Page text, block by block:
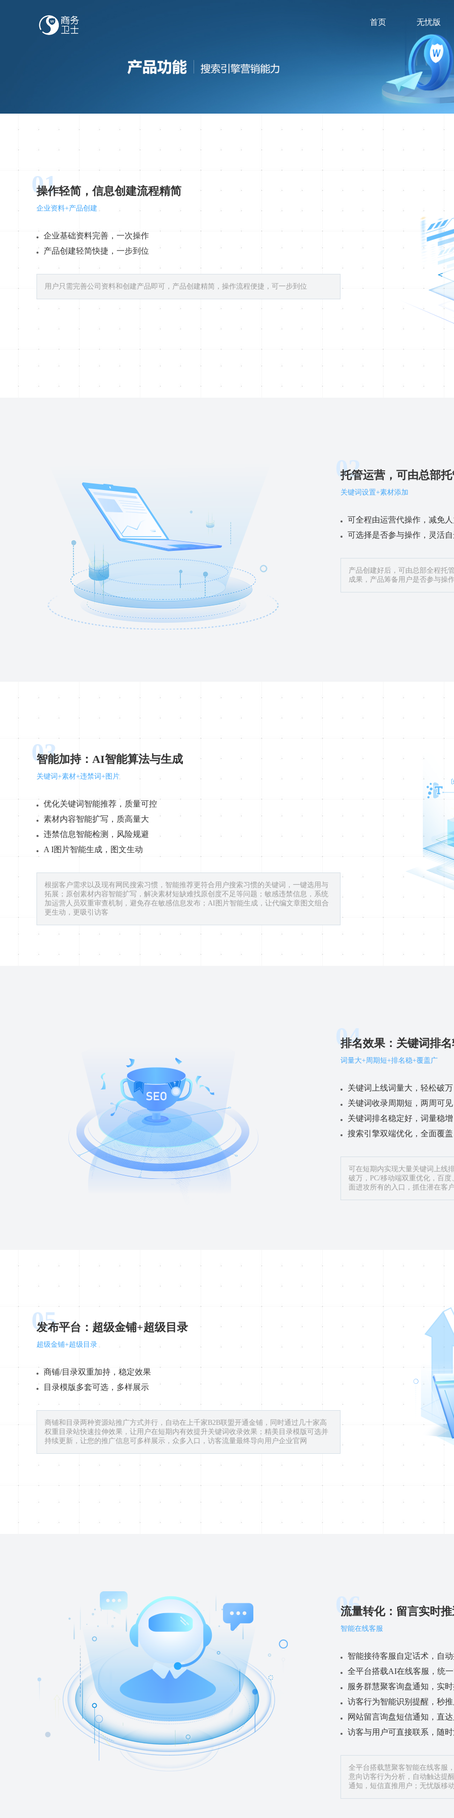
首页 无忧版
01
操作轻简，信息创建流程精简
企业资料+产品创建
企业基础资料完善，一次操作
产品创建轻简快捷，一步到位
用户只需完善公司资料和创建产品即可，产品创建精简，操作流程便捷，可一步到位
02
托管运营，可由总部
关键词设置+素材添加
可全程由运营代操作，减免
可选择是否参与操作，灵活
产品创建好后，可由总部全程托
成果，产品筹备用户是否参与操
03
智能加持：AI智能算法与生成
关键词+素材+违禁词+图片
优化关键词智能推荐，质量可控
素材内容智能扩写，质高量大
违禁信息智能检测，风险规避
A I图片智能生成，图文生动
根据客户需求以及现有网民搜索习惯，智能推荐更符合用户搜索习惯的关键词，一键选用与
拓展；原创素材内容智能扩写，解决素材短缺难找原创度不足等问题；敏感违禁信息，系统
加运营人员双重审查机制，避免存在敏感信息发布；AI图片智能生成，让代编文章图文组合
更生动，更吸引访客
04
排名效果：关键词排
词量大+周期短+排名稳+覆盖广
关键词上线词量大，轻松破万
关键词收录周期短，两周可见
关键词排名稳定好，词量稳增
搜索引擎双端优化，全面覆盖
可在短期内实现大量关键词上线
破万，PC/移动端双重优化，百
面进攻所有的入口，抓住潜在客
05
发布平台：超级金铺+超级目录
超级金铺+超级目录
商铺/目录双重加持，稳定效果
目录模版多套可选，多样展示
商铺和目录两种资源站推广方式并行，自动在上千家B2B联盟开通金铺，同时通过几十家高
权重目录站快速拉伸效果，让用户在短期内有效提升关键词收录效果；精美目录模版可选并
持续更新，让您的推广信息可多样展示，众多入口，访客流量最终导向用户企业官网
06
流量转化：留言实时
智能在线客服
智能接待客服自定话术，自
全平台搭载AI在线客服，统
服务群慧聚客询盘通知，实
访客行为智能识别提醒，秒
网站留言询盘短信通知，直
访客与用户可直接联系，随
全平台搭载慧聚客智能在线客服
意向访客行为分析，自动触达提
通知，短信直推用户；无忧版移